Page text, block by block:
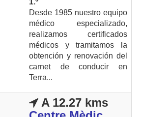
1.º
Desde 1985 nuestro equipo
médico especializado,
realizamos certificados
médicos y tramitamos la
obtención y renovación del
carnet de conducir en
Terra...
A 12.27 kms